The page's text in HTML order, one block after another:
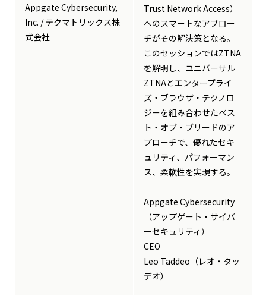
Appgate Cybersecurity,
Inc. / テクマトリックス株
式会社
Trust Network Access）
へのスマートなアプロー
チがその解決策となる。
このセッションではZTNA
を解明し、ユニバーサル
ZTNAとエンタープライ
ズ・ブラウザ・テクノロ
ジーを組み合わせたベス
ト・オブ・ブリードのア
プローチで、優れたセキ
ュリティ、パフォーマン
ス、柔軟性を実現する。
Appgate Cybersecurity
（アップゲート・サイバ
ーセキュリティ）
CEO
Leo Taddeo（レオ・タッ
デオ）